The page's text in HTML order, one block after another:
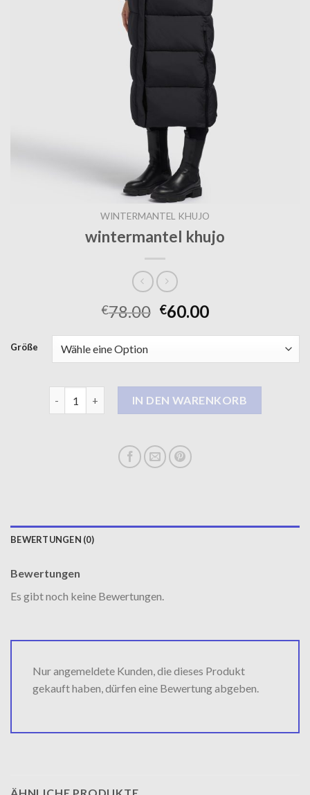
WINTERMANTEL KHUJO
wintermantel khujo
€78.00 €60.00
Größe
IN DEN WARENKORB
BEWERTUNGEN (0)
Bewertungen
Es gibt noch keine Bewertungen.
Nur angemeldete Kunden, die dieses Produkt
gekauft haben, dürfen eine Bewertung abgeben.